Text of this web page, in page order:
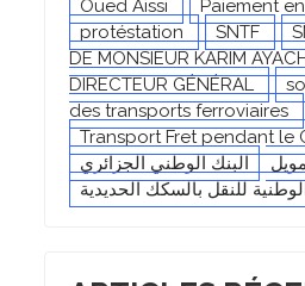
Oued Aissi
Paiement
protéstation
SNTF
DE MONSIEUR KARIM
DIRECTEUR GÉNÉRAL
des transports ferroviaires
Transport Fret pendant le
البنك الوطني الجزائري
للنقل بالسكك الحديدية